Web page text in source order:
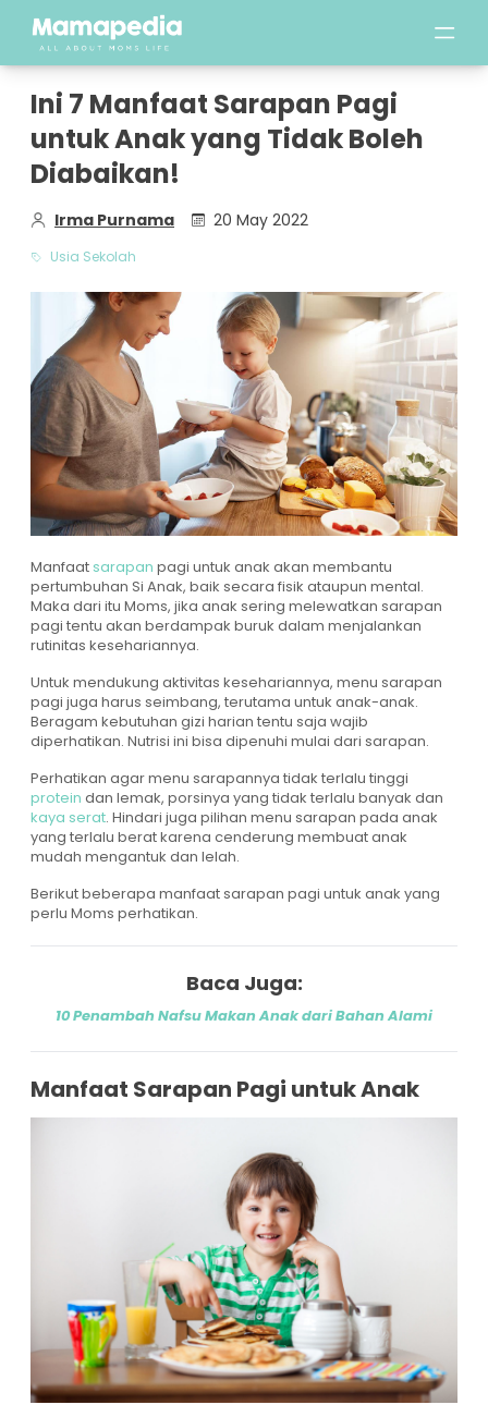
Ini 7 Manfaat Sarapan Pagi
untuk Anak yang Tidak Boleh
Diabaikan!
Irma Purnama 20 May 2022
Usia Sekolah
Manfaat sarapan pagi untuk anak akan membantu
pertumbuhan Si Anak, baik secara fisik ataupun mental.
Maka dari itu Moms, jika anak sering melewatkan sarapan
pagi tentu akan berdampak buruk dalam menjalankan
rutinitas kesehariannya.
Untuk mendukung aktivitas kesehariannya, menu sarapan
pagi juga harus seimbang, terutama untuk anak-anak.
Beragam kebutuhan gizi harian tentu saja wajib
diperhatikan. Nutrisi ini bisa dipenuhi mulai dari sarapan.
Perhatikan agar menu sarapannya tidak terlalu tinggi
protein dan lemak, porsinya yang tidak terlalu banyak dan
kaya serat. Hindari juga pilihan menu sarapan pada anak
yang terlalu berat karena cenderung membuat anak
mudah mengantuk dan lelah.
Berikut beberapa manfaat sarapan pagi untuk anak yang
perlu Moms perhatikan.
Baca Juga:
10 Penambah Nafsu Makan Anak dari Bahan Alami
Manfaat Sarapan Pagi untuk Anak